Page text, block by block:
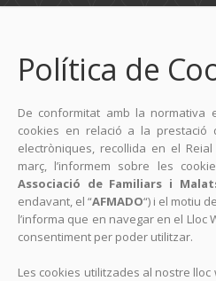
Política de
De conformitat amb la normativa
cookies en relació a la prestació
electròniques, recollida en el
març, l’informem sobre les
Associació de Familiars i
endavant, el “AFMADO“) i el motiu
l’informa que en navegar en el
consentiment per poder utilitzar.
Les cookies utilitzades al nostre